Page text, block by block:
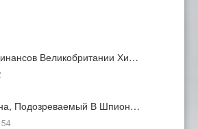
Великобритании Хи…
Подозреваемый В Шпион…